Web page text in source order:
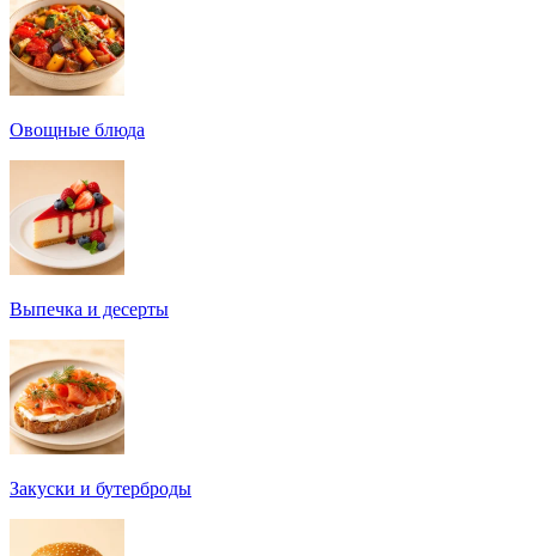
Овощные блюда
Выпечка и десерты
Закуски и бутерброды